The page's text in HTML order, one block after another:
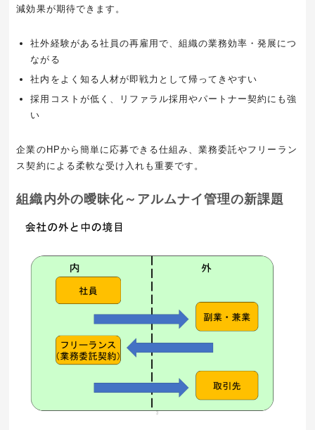
減効果が期待できます。
社外経験がある社員の再雇用で、組織の業務効率・発展につ
ながる
社内をよく知る人材が即戦力として帰ってきやすい
採用コストが低く、リファラル採用やパートナー契約にも強
い
企業のHPから簡単に応募できる仕組み、業務委託やフリーラン
ス契約による柔軟な受け入れも重要です。
組織内外の曖昧化～アルムナイ管理の新課題